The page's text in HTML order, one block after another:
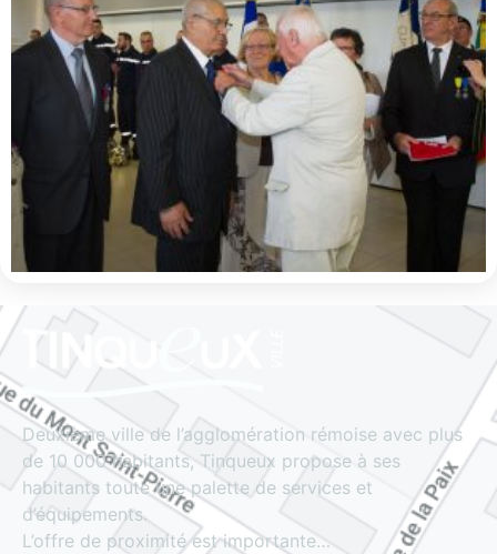
Deuxième ville de l’agglomération rémoise avec plus
de 10 000 habitants, Tinqueux propose à ses
habitants toute une palette de services et
d’équipements.
L’offre de proximité est importante…